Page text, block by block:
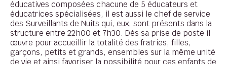
éducatives composées chacune de 5 éducateurs et
éducatrices spécialisées, il est aussi le chef de service
des Surveillants de Nuits qui, eux, sont présents dans la
structure entre 22h00 et 7h30. Dès sa prise de poste il
œuvre pour accueillir la totalité des fratries, filles,
garçons, petits et grands, ensembles sur la même unité
de vie et ainsi favoriser la possibilité pour ces enfants de